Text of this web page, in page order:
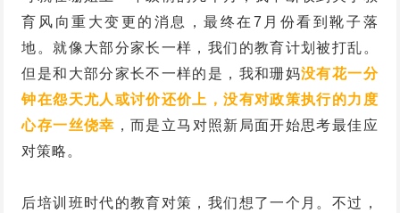
育风向重大变更的消息，最终在7月份看到靴子落
地。就像大部分家长一样，我们的教育计划被打乱。
但是和大部分家长不一样的是，我和珊妈没有花一分
钟在怨天尤人或讨价还价上，没有对政策执行的力度
心存一丝侥幸 ，而是立马对照新局面开始思考最佳应
对策略。
后培训班时代的教育对策，我们想了一个月。不过，